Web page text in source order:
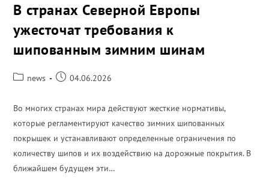
В странах Северной Европы
ужесточат требования к
шипованным зимним шинам
news 04.06.2026
Во многих странах мира действуют жесткие нормативы,
которые регламентируют качество зимних шипованных
покрышек и устанавливают определенные ограничения по
количеству шипов и их воздействию на дорожные покрытия. В
ближайшем будущем эти…